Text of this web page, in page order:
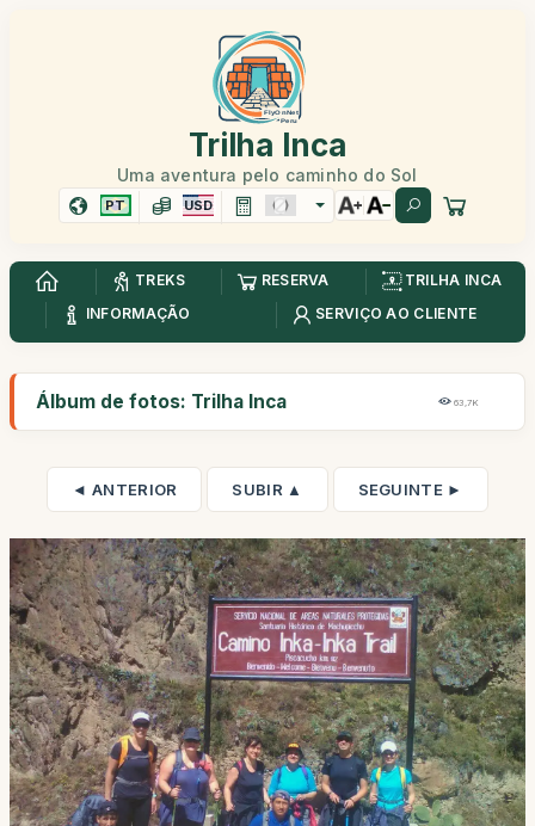
Trilha Inca
Uma aventura pelo caminho do Sol
PT USD
TREKS RESERVA
TRILHA INCA
INFORMAÇÃO
SERVIÇO AO CLIENTE
Álbum de fotos: Trilha Inca 63,7K
◄ ANTERIOR SUBIR ▲ SEGUINTE ►